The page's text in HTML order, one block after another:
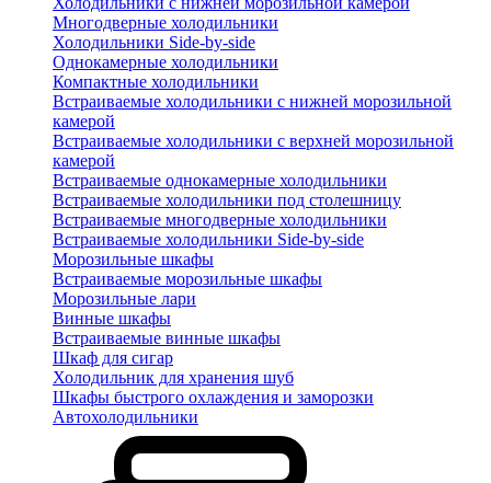
Многодверные холодильники
Холодильники Side-by-side
Однокамерные холодильники
Компактные холодильники
Встраиваемые холодильники с нижней морозильной
камерой
Встраиваемые холодильники с верхней морозильной
камерой
Встраиваемые однокамерные холодильники
Встраиваемые холодильники под столешницу
Встраиваемые многодверные холодильники
Встраиваемые холодильники Side-by-side
Морозильные шкафы
Встраиваемые морозильные шкафы
Морозильные лари
Винные шкафы
Встраиваемые винные шкафы
Шкаф для сигар
Холодильник для хранения шуб
Шкафы быстрого охлаждения и заморозки
Автохолодильники